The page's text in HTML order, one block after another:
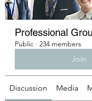
Professional
Public · 234 members
Join
Discussion Media